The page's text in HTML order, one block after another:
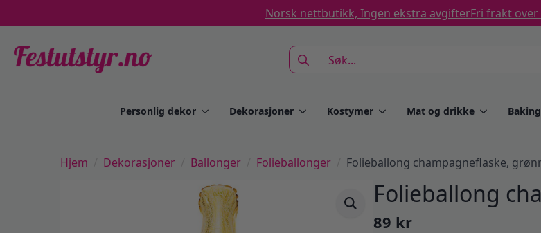
Norsk nettbutikk, Ingen ekstra avgifterFri frakt over
Search
for:
Personlig dekor Dekorasjoner Kostymer Mat og drikke Baking
Hjem Dekorasjoner Ballonger Folieballonger Folieballong champagneflaske,
Folieballong
89 kr